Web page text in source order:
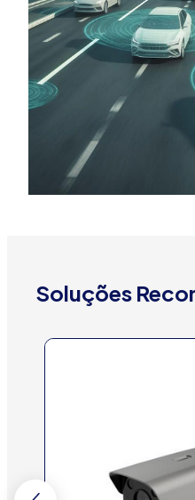
Soluções